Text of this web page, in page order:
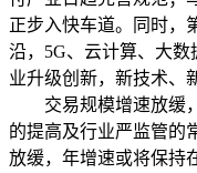
正步入快车道。
同时，
沿，5G、云计算、大数
业升级创新，新技术、
交易规模增速放缓，
的提高及行业严监管的
放缓，年增速或将保持